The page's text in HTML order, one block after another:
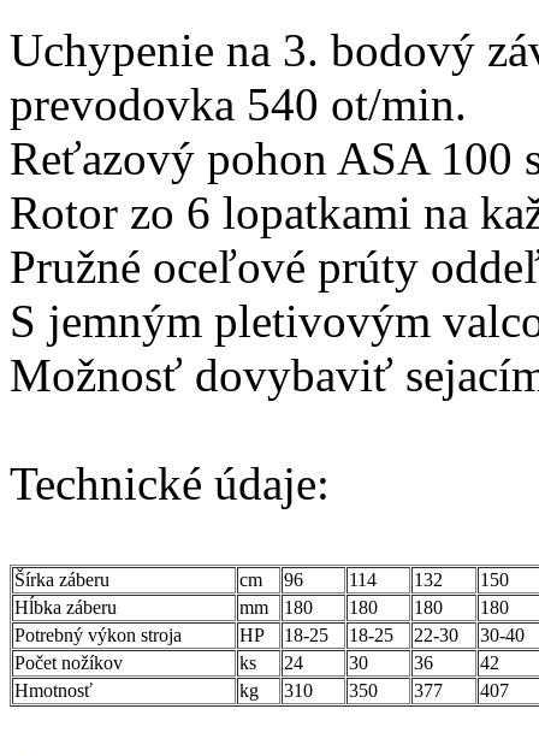
Uchypenie na 3. bodový
prevodovka 540 ot/min.
Reťazový pohon ASA 100
Rotor zo 6 lopatkami na
Pružné oceľové prúty
S jemným pletivovým
Možnosť dovybaviť
Technické údaje:
Šírka záberu cm 96 114 132
150
Hĺbka záberu
mm 180 180 180
180
Potrebný výkon stroja
HP 18-25 18-25 22-30
30-40
Počet nožíkov
ks 24 30 36
42
Hmotnosť
kg 310 350 377 407